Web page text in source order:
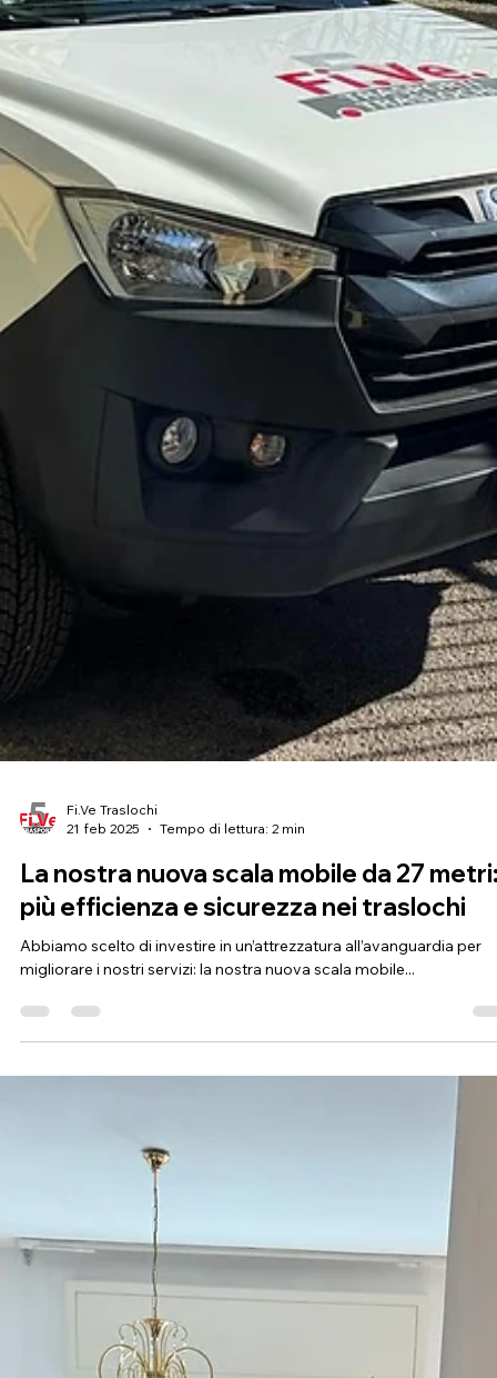
Fi.Ve Traslochi
La nostra nuova scala mobile da 27
più efficienza e sicurezza nei traslochi
Abbiamo scelto di investire in un’attrezzatura all’avanguardia per
migliorare i nostri servizi: la nostra nuova scala mobile...